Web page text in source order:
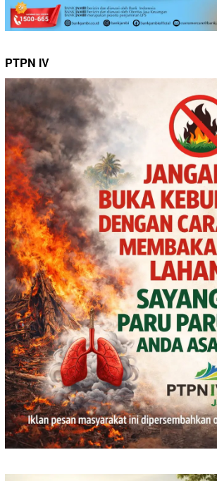
PTPN IV